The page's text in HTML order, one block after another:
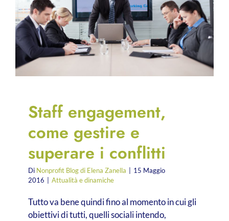
Staff engagement,
come gestire e
superare i conflitti
Di Nonprofit Blog di Elena Zanella
15 Maggio
2016
Attualità e dinamiche
Tutto va bene quindi fino al momento in cui gli
obiettivi di tutti, quelli sociali intendo,